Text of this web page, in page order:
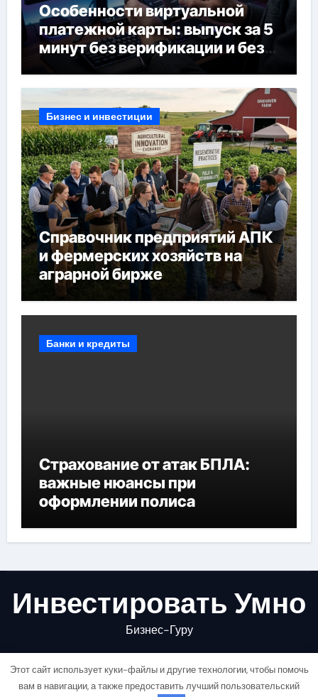
Особенности виртуальной
платежной карты: выпуск за 5
минут без верификации и без
банков, пополнение в USDT
Бизнес и инвестиции
Справочник предприятий АПК
и фермерских хозяйств на
аграрной бирже
Банки и кредиты
Страхование от атак БПЛА:
важные нюансы при
оформлении полиса
Инвестировать Умно
Бизнес-Гуру
Этот сайт использует куки-файлы и другие технологии, чтобы помочь
вам в навигации, а также предоставить лучший пользовательский